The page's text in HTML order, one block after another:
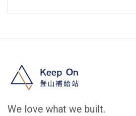
We love what we built.